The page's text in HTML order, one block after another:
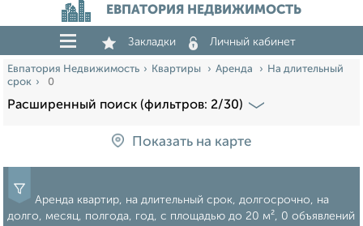
ЕВПАТОРИЯ НЕДВИЖИМОСТЬ
Закладки Личный кабинет
Евпатория Недвижимость Квартиры Аренда
На длительный
срок
0
Расширенный поиск (фильтров: 2/30)
Показать на карте
Аренда квартир, на длительный срок, долгосрочно, на
долго, месяц, полгода, год, c площадью до 20 м², 0 объявлений